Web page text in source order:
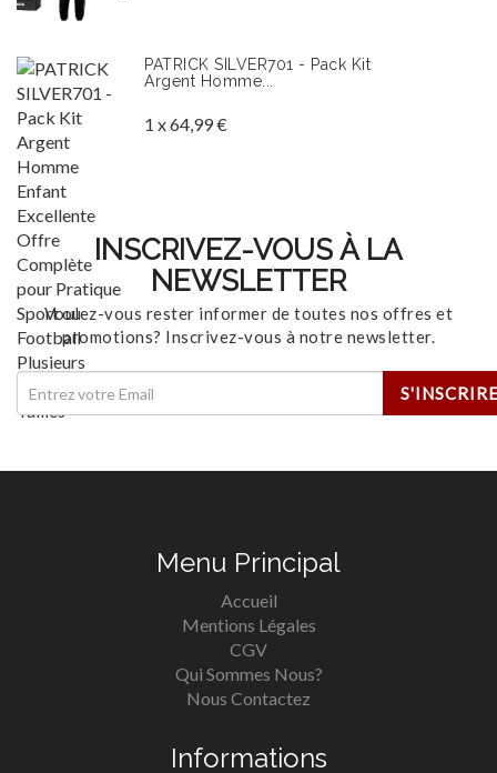
PATRICK SILVER701 - Pack Kit
Argent Homme...
1 x 64,99 €
INSCRIVEZ-VOUS À LA
NEWSLETTER
Voulez-vous rester informer de toutes nos offres et
promotions? Inscrivez-vous à notre newsletter.
Menu Principal
Accueil
Mentions Légales
CGV
Qui Sommes Nous?
Nous Contactez
Informations